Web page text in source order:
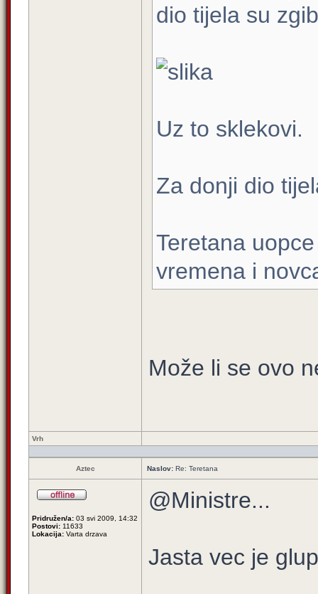
dio tijela su
Uz to sklekovi.
Za donji dio
Teretana
vremena i
Može li se ovo
Vrh
Aztec Naslov: Re: Teretana
Pridružen/a: 03 svi 2009, 14:32
Postovi: 11633
Lokacija: Varta drzava
@Ministre...
Jasta vec je